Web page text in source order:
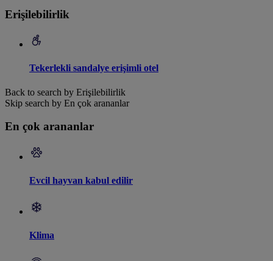
Erişilebilirlik
Tekerlekli sandalye erişimli otel
Back to search by Erişilebilirlik
Skip search by En çok arananlar
En çok arananlar
Evcil hayvan kabul edilir
Klima